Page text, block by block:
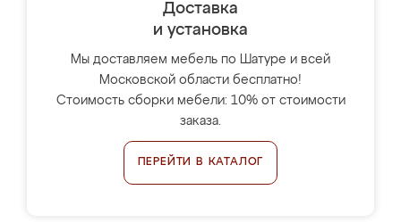
Доставка
и установка
Мы доставляем мебель по Шатуре и всей
Московской области бесплатно!
Стоимость сборки мебели: 10% от стоимости
заказа.
ПЕРЕЙТИ В КАТАЛОГ